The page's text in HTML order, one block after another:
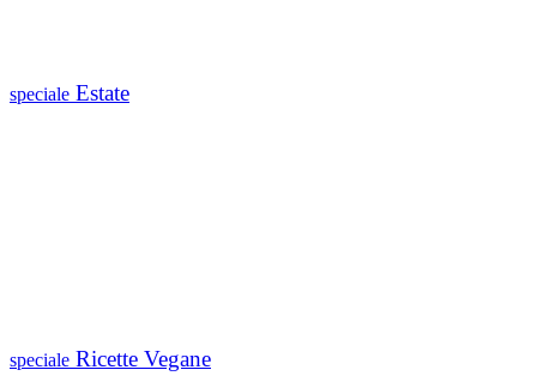
speciale Estate
speciale Ricette Vegane